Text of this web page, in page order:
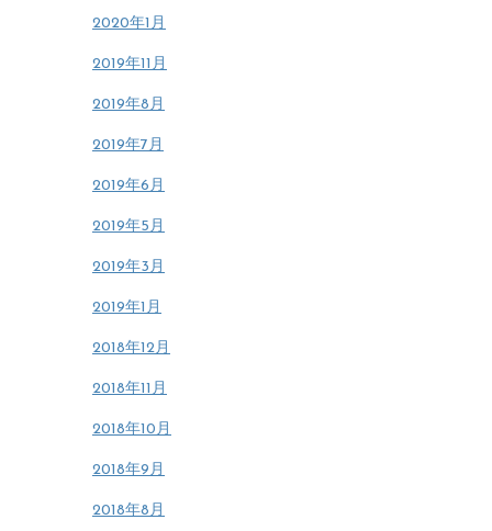
2020年1月
2019年11月
2019年8月
2019年7月
2019年6月
2019年5月
2019年3月
2019年1月
2018年12月
2018年11月
2018年10月
2018年9月
2018年8月